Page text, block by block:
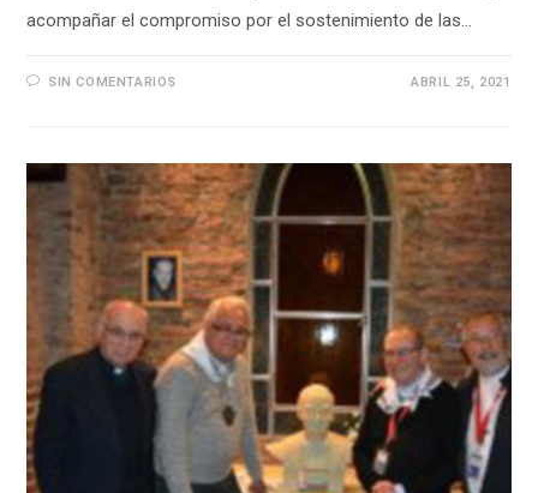
acompañar el compromiso por el sostenimiento de las…
SIN COMENTARIOS ABRIL 25, 2021